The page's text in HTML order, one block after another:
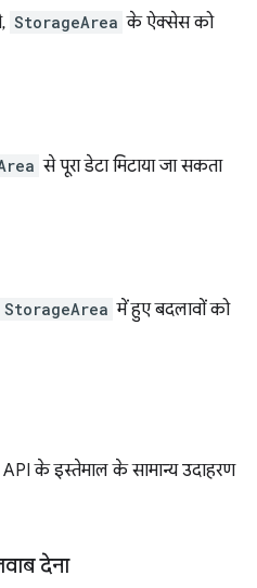
StorageArea के ऐक्सेस को
से पूरा डेटा मिटाया जा सकता
StorageArea में हुए बदलावों को
के इस्तेमाल के सामान्य उदाहरण
देना